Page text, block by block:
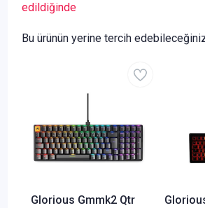
edildiğinde
Bu ürünün yerine tercih
Glorious Gmmk2 Qtr